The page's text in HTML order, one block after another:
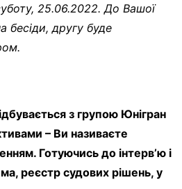
25.06.2022. До Вашої
бесіди, другу буде
з групою Юнігран
– Ви називаєте
Готуючись до інтервʼю і
реєстр судових рішень, у